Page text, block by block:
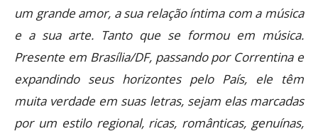
um grande amor, a sua relação íntima com a música
e a sua arte. Tanto que se formou em música.
Presente em Brasília/DF, passando por Correntina e
expandindo seus horizontes pelo País, ele têm
muita verdade em suas letras, sejam elas marcadas
por um estilo regional, ricas, românticas, genuínas,